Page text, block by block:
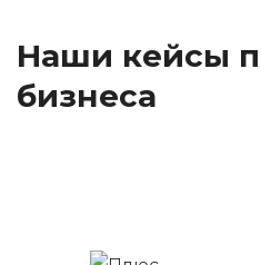
Наши кейсы
бизнеса